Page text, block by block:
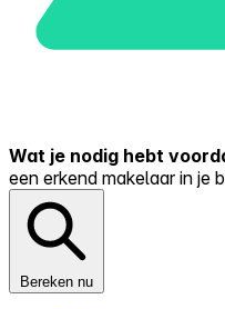
Wat je nodig hebt
een erkend makelaar in je
Bereken nu